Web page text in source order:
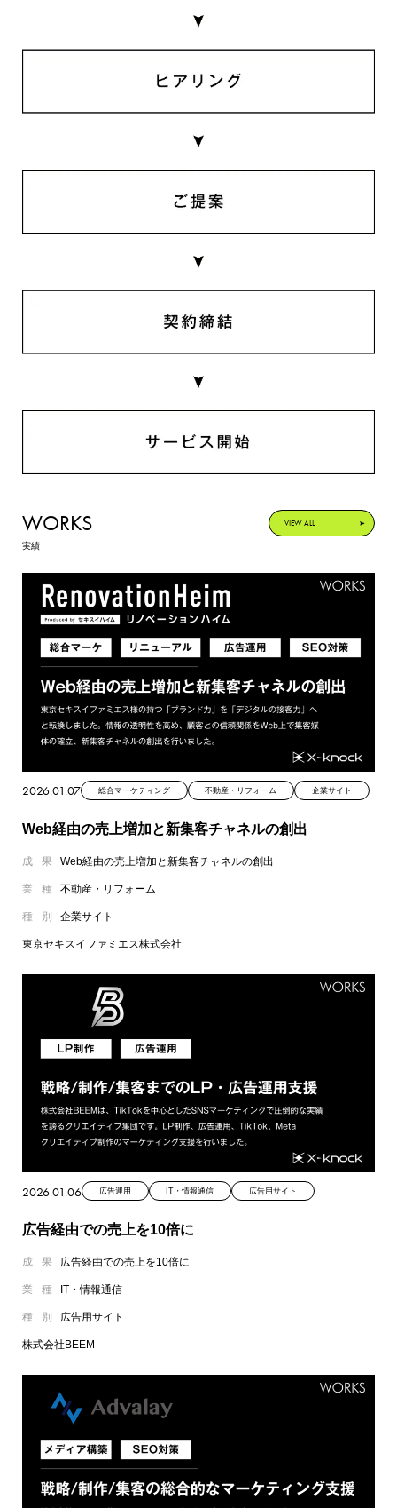
WORKS
実績
VIEW ALL
2026.01.07 総合マーケティング 不動産・リフォーム 企業サイト
Web経由の売上増加と新集客チャネルの創出
成果Web経由の売上増加と新集客チャネルの創出
業種不動産・リフォーム
種別企業サイト
東京セキスイファミエス株式会社
2026.01.06 広告運用 IT・情報通信 広告用サイト
広告経由での売上を10倍に
成果 広告経由での売上を10倍に
業種 IT・情報通信
種別 広告用サイト
株式会社BEEM